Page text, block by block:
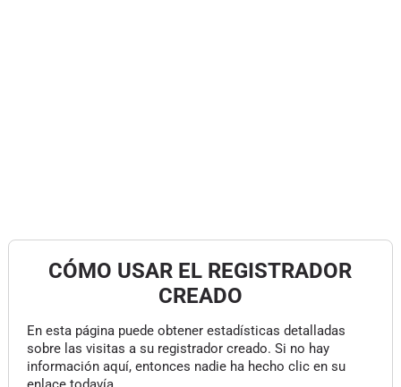
CÓMO USAR EL REGISTRADOR
CREADO
En esta página puede obtener estadísticas detalladas
sobre las visitas a su registrador creado. Si no hay
información aquí, entonces nadie ha hecho clic en su